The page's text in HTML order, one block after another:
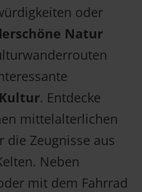
oder
Natur
. Entdecke
mittelalterlichen
die Zeugnisse aus
Neben
mit dem Fahrrad